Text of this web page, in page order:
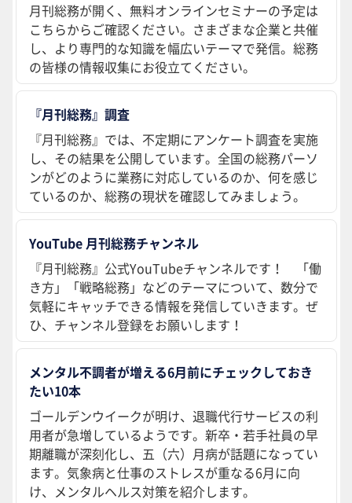
月刊総務が開く、無料オンラインセミナーの予定は
こちらからご確認ください。さまざまな企業と共催
し、より専門的な知識を幅広いテーマで発信。総務
の皆様の情報収集にお役立てください。
『月刊総務』調査
『月刊総務』では、不定期にアンケート調査を実施
し、その結果を公開しています。全国の総務パーソ
ンがどのように業務に対応しているのか、何を感じ
ているのか、総務の現状を確認してみましょう。
YouTube 月刊総務チャンネル
『月刊総務』公式YouTubeチャンネルです！ 「働
き方」「戦略総務」などのテーマについて、数分で
気軽にキャッチできる情報を発信していきます。ぜ
ひ、チャンネル登録をお願いします！
メンタル不調者が増える6月前にチェックしておき
たい10本
ゴールデンウイークが明け、退職代行サービスの利
用者が急増しているようです。新卒・若手社員の早
期離職が深刻化し、五（六）月病が話題になってい
ます。気象病と仕事のストレスが重なる6月に向
け、メンタルヘルス対策を紹介します。